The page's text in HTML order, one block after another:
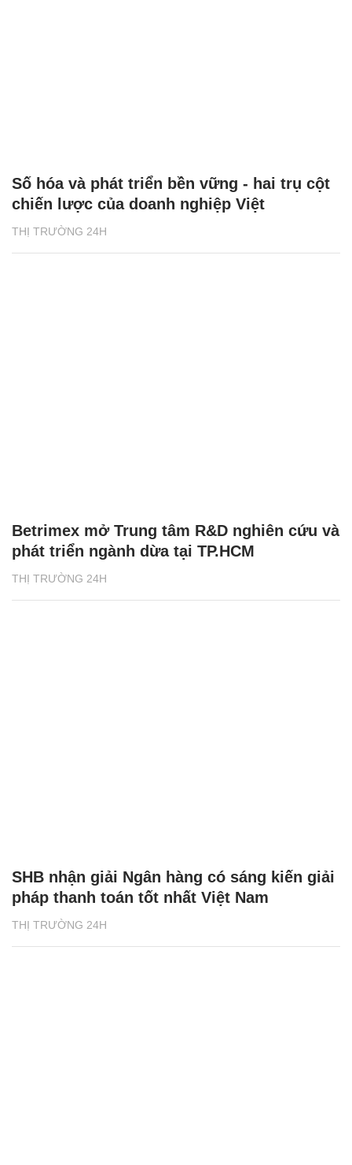
THỊ TRƯỜNG 24H
Số hóa và phát triển bền vững - hai trụ cột
chiến lược của doanh nghiệp Việt
THỊ TRƯỜNG 24H
Betrimex mở Trung tâm R&D nghiên cứu và
phát triển ngành dừa tại TP.HCM
THỊ TRƯỜNG 24H
SHB nhận giải Ngân hàng có sáng kiến giải
pháp thanh toán tốt nhất Việt Nam